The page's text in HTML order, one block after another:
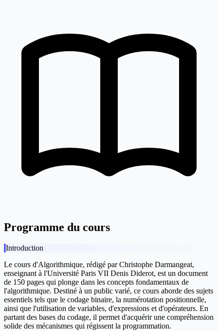
Programme du cours
Introduction
Le cours d'Algorithmique, rédigé par Christophe Darmangeat,
enseignant à l'Université Paris VII Denis Diderot, est un document
de 150 pages qui plonge dans les concepts fondamentaux de
l'algorithmique. Destiné à un public varié, ce cours aborde des sujets
essentiels tels que le codage binaire, la numérotation positionnelle,
ainsi que l'utilisation de variables, d'expressions et d'opérateurs. En
partant des bases du codage, il permet d'acquérir une compréhension
solide des mécanismes qui régissent la programmation.